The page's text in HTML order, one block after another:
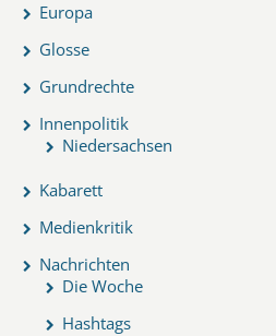
Europa
Glosse
Grundrechte
Innenpolitik
Niedersachsen
Kabarett
Medienkritik
Nachrichten
Die Woche
Hashtags